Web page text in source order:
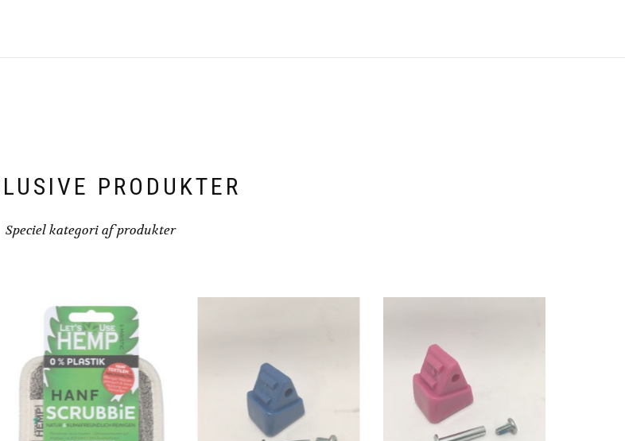
PRODUKTER
Speciel kategori af produkter